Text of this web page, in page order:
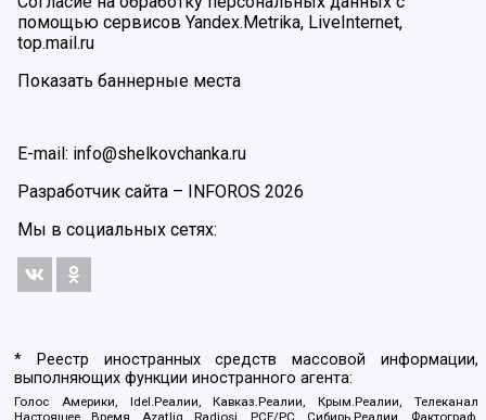
помощью сервисов Yandex.Metrika, LiveInternet,
top.mail.ru
Показать баннерные места
E-mail: info@shelkovchanka.ru
Разработчик сайта –
INFOROS 2026
Мы в социальных сетях:
* Реестр иностранных средств массовой информации,
выполняющих функции иностранного агента:
Голос Америки, Idel.Реалии, Кавказ.Реалии, Крым.Реалии, Телеканал
Настоящее Время, Azatliq Radiosi, PCE/PC, Сибирь.Реалии, Фактограф,